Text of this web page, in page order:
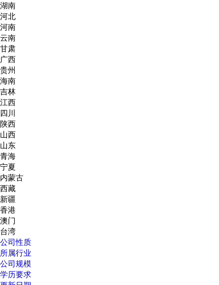
湖南
河北
河南
云南
甘肃
广西
贵州
海南
吉林
江西
四川
陕西
山西
山东
青海
宁夏
内蒙古
西藏
新疆
香港
澳门
台湾
公司性质
所属行业
公司规模
学历要求